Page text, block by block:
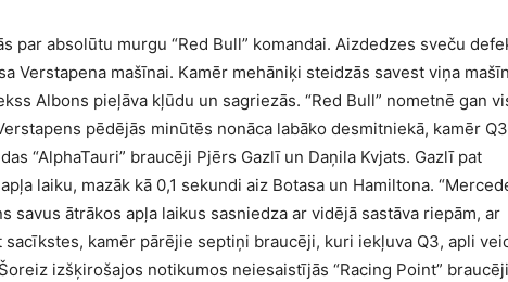
par absolūtu murgu “Red Bull” komandai. Aizdedzes sveču
Verstapena mašīnai. Kamēr mehāniķi steidzās savest viņa
Albons pieļāva kļūdu un sagriezās. “Red Bull” nometnē gan
pēdējās minūtēs nonāca labāko desmitniekā, kamēr Q3
“AlphaTauri” braucēji Pjērs Gazlī un Daņila Kvjats. Gazlī pat
laiku, mazāk kā 0,1 sekundi aiz Botasa un Hamiltona.
savus ātrākos apļa laikus sasniedza ar vidējā sastāva riepām, ar
sacīkstes, kamēr pārējie septiņi braucēji, kuri iekļuva Q3, apli
izšķirošajos notikumos neiesaistījās “Racing Point”